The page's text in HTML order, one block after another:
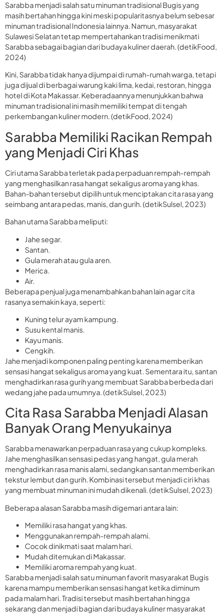
Sarabba menjadi salah satu minuman tradisional Bugis yang
masih bertahan hingga kini meski popularitasnya belum sebesar
minuman tradisional Indonesia lainnya. Namun, masyarakat
Sulawesi Selatan tetap mempertahankan tradisi menikmati
Sarabba sebagai bagian dari budaya kuliner daerah. (detikFood,
2024)
Kini, Sarabba tidak hanya dijumpai di rumah-rumah warga, tetapi
juga dijual di berbagai warung kaki lima, kedai, restoran, hingga
hotel di Kota Makassar. Keberadaannya menunjukkan bahwa
minuman tradisional ini masih memiliki tempat di tengah
perkembangan kuliner modern. (detikFood, 2024)
Sarabba Memiliki Racikan Rempah
yang Menjadi Ciri Khas
Ciri utama Sarabba terletak pada perpaduan rempah-rempah
yang menghasilkan rasa hangat sekaligus aroma yang khas.
Bahan-bahan tersebut dipilih untuk menciptakan cita rasa yang
seimbang antara pedas, manis, dan gurih. (detikSulsel, 2023)
Bahan utama Sarabba meliputi:
Jahe segar.
Santan.
Gula merah atau gula aren.
Merica.
Air.
Beberapa penjual juga menambahkan bahan lain agar cita
rasanya semakin kaya, seperti:
Kuning telur ayam kampung.
Susu kental manis.
Kayu manis.
Cengkih.
Jahe menjadi komponen paling penting karena memberikan
sensasi hangat sekaligus aroma yang kuat. Sementara itu, santan
menghadirkan rasa gurih yang membuat Sarabba berbeda dari
wedang jahe pada umumnya. (detikSulsel, 2023)
Cita Rasa Sarabba Menjadi Alasan
Banyak Orang Menyukainya
Sarabba menawarkan perpaduan rasa yang cukup kompleks.
Jahe menghasilkan sensasi pedas yang hangat, gula merah
menghadirkan rasa manis alami, sedangkan santan memberikan
tekstur lembut dan gurih. Kombinasi tersebut menjadi ciri khas
yang membuat minuman ini mudah dikenali. (detikSulsel, 2023)
Beberapa alasan Sarabba masih digemari antara lain:
Memiliki rasa hangat yang khas.
Menggunakan rempah-rempah alami.
Cocok dinikmati saat malam hari.
Mudah ditemukan di Makassar.
Memiliki aroma rempah yang kuat.
Sarabba menjadi salah satu minuman favorit masyarakat Bugis
karena mampu memberikan sensasi hangat ketika diminum
pada malam hari. Tradisi tersebut masih bertahan hingga
sekarang dan menjadi bagian dari budaya kuliner masyarakat